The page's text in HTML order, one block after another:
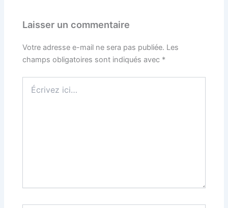
Laisser un commentaire
Votre adresse e-mail ne sera pas publiée. Les
champs obligatoires sont indiqués avec *
ici…